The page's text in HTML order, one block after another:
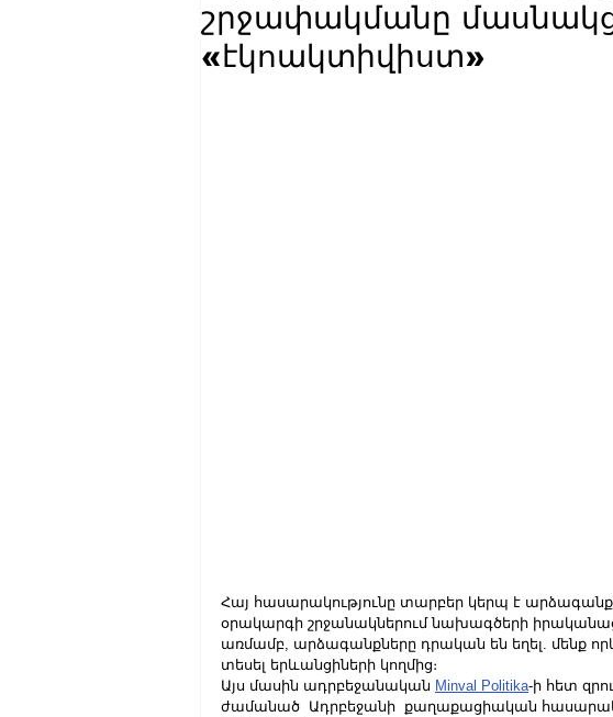
շրջափակմանը
«էկոակտիվիստ»
Հայ հասարակությունը տարբեր կերպ է
օրակարգի շրջանակներում նախագծերի
առմամբ, արձագանքները դրական են եղել. մենք
տեսել երևանցիների կողմից։
Այս մասին ադրբեջանական Minval Politika-ի հետ
ժամանած  Ադրբեջանի  քաղաքացիական